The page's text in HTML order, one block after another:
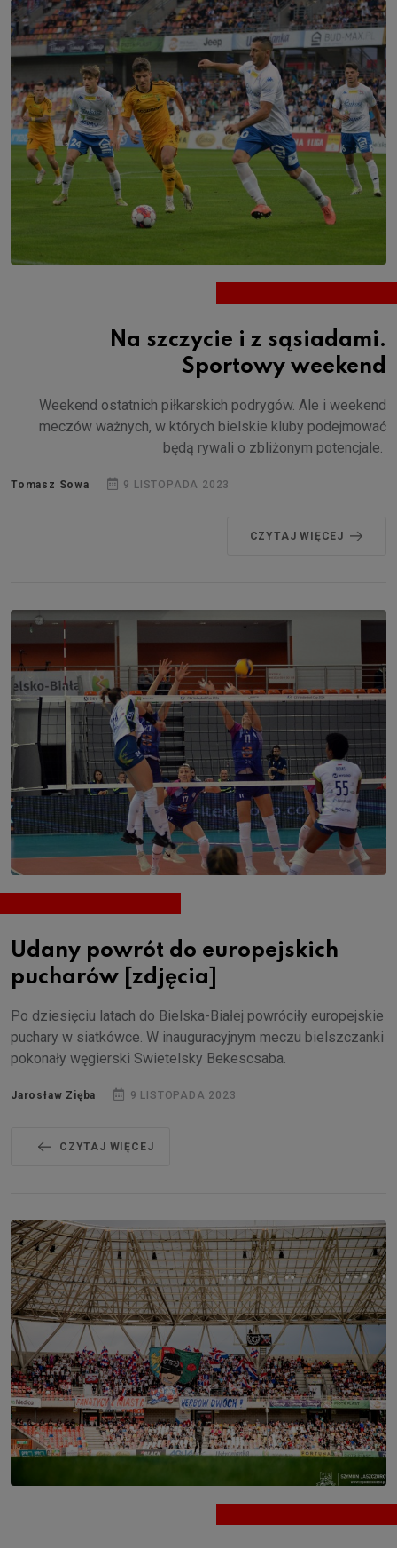
Na szczycie i z sąsiadami.
Sportowy weekend
Weekend ostatnich piłkarskich podrygów. Ale i weekend
meczów ważnych, w których bielskie kluby podejmować
będą rywali o zbliżonym potencjale.
Tomasz Sowa 9 LISTOPADA 2023
CZYTAJ WIĘCEJ
Udany powrót do europejskich
pucharów [zdjęcia]
Po dziesięciu latach do Bielska-Białej powróciły europejskie
puchary w siatkówce. W inauguracyjnym meczu bielszczanki
pokonały węgierski Swietelsky Bekescsaba.
Jarosław Zięba 9 LISTOPADA 2023
CZYTAJ WIĘCEJ